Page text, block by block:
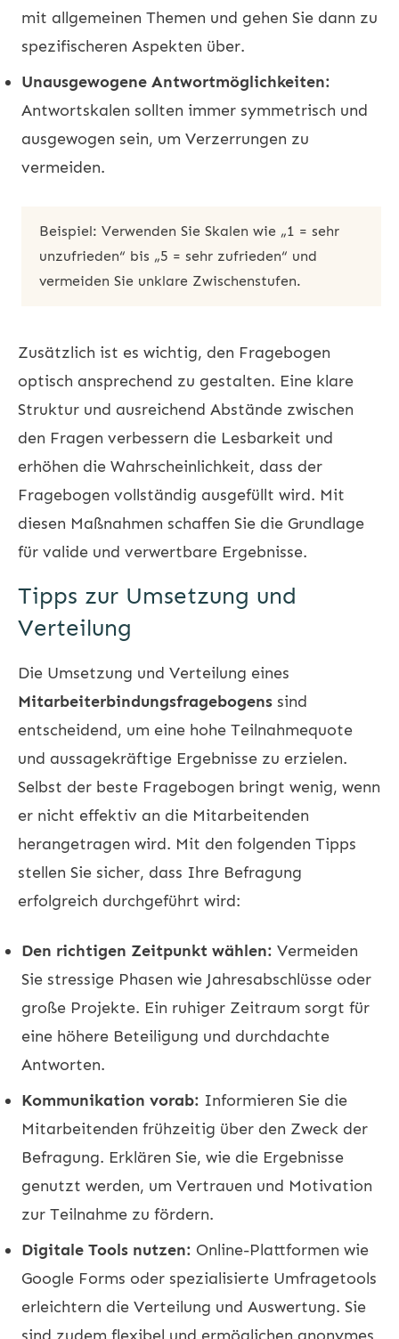
mit allgemeinen Themen und gehen Sie dann zu
spezifischeren Aspekten über.
Unausgewogene Antwortmöglichkeiten:
Antwortskalen sollten immer symmetrisch und
ausgewogen sein, um Verzerrungen zu
vermeiden.
Beispiel: Verwenden Sie Skalen wie „1 = sehr
unzufrieden“ bis „5 = sehr zufrieden“ und
vermeiden Sie unklare Zwischenstufen.
Zusätzlich ist es wichtig, den Fragebogen
optisch ansprechend zu gestalten. Eine klare
Struktur und ausreichend Abstände zwischen
den Fragen verbessern die Lesbarkeit und
erhöhen die Wahrscheinlichkeit, dass der
Fragebogen vollständig ausgefüllt wird. Mit
diesen Maßnahmen schaffen Sie die Grundlage
für valide und verwertbare Ergebnisse.
Tipps zur Umsetzung und
Verteilung
Die Umsetzung und Verteilung eines
Mitarbeiterbindungsfragebogens sind
entscheidend, um eine hohe Teilnahmequote
und aussagekräftige Ergebnisse zu erzielen.
Selbst der beste Fragebogen bringt wenig, wenn
er nicht effektiv an die Mitarbeitenden
herangetragen wird. Mit den folgenden Tipps
stellen Sie sicher, dass Ihre Befragung
erfolgreich durchgeführt wird:
Den richtigen Zeitpunkt wählen: Vermeiden
Sie stressige Phasen wie Jahresabschlüsse oder
große Projekte. Ein ruhiger Zeitraum sorgt für
eine höhere Beteiligung und durchdachte
Antworten.
Kommunikation vorab: Informieren Sie die
Mitarbeitenden frühzeitig über den Zweck der
Befragung. Erklären Sie, wie die Ergebnisse
genutzt werden, um Vertrauen und Motivation
zur Teilnahme zu fördern.
Digitale Tools nutzen: Online-Plattformen wie
Google Forms oder spezialisierte Umfragetools
erleichtern die Verteilung und Auswertung. Sie